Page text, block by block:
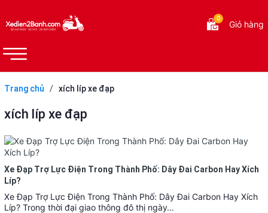
0
Giỏ hàng
Trang chủ / xích líp xe đạp
xích líp xe đạp
Xe Đạp Trợ Lực Điện Trong Thành Phố: Dây Đai Carbon Hay Xích
Líp?
Xe Đạp Trợ Lực Điện Trong Thành Phố: Dây Đai Carbon Hay Xích
Líp? Trong thời đại giao thông đô thị ngày…